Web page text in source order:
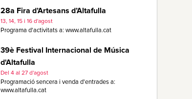
28a Fira d’Artesans d’Altafulla
13, 14, 15 i 16 d'agost
Programa d'activitats a: www.altafulla.cat
39è Festival Internacional de Música
d'Altafulla
Del 4 al 27 d'agost
Programació sencera i venda d'entrades a:
www.altafulla.cat